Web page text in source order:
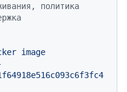
политика
image